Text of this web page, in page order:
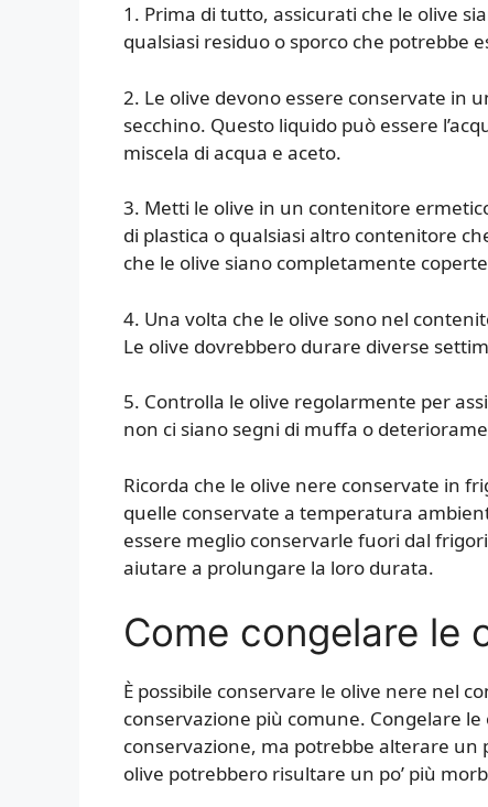
1. Prima di tutto, assicurati che le olive
qualsiasi residuo o sporco che potrebbe
2. Le olive devono essere conservate in
secchino. Questo liquido può essere
miscela di acqua e aceto.
3. Metti le olive in un contenitore
di plastica o qualsiasi altro contenitore
che le olive siano completamente
4. Una volta che le olive sono nel
Le olive dovrebbero durare diverse
5. Controlla le olive regolarmente per
non ci siano segni di muffa o
Ricorda che le olive nere conservate in
quelle conservate a temperatura
essere meglio conservarle fuori dal
aiutare a prolungare la loro durata.
Come congelare le
È possibile conservare le olive nere nel
conservazione più comune. Congelare
conservazione, ma potrebbe alterare un
olive potrebbero risultare un po’ più